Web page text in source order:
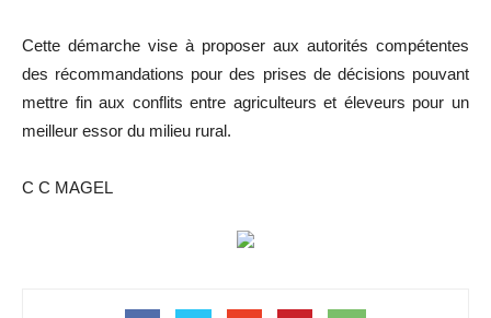
Cette démarche vise à proposer aux autorités compétentes
des récommandations pour des prises de décisions pouvant
mettre fin aux conflits entre agriculteurs et éleveurs pour un
meilleur essor du milieu rural.
C C MAGEL